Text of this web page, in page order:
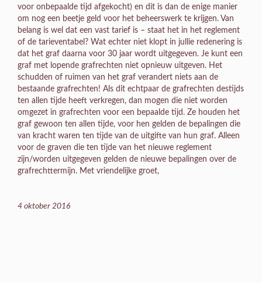
voor onbepaalde tijd afgekocht) en dit is dan de enige manier
om nog een beetje geld voor het beheerswerk te krijgen. Van
belang is wel dat een vast tarief is – staat het in het reglement
of de tarieventabel? Wat echter niet klopt in jullie redenering is
dat het graf daarna voor 30 jaar wordt uitgegeven. Je kunt een
graf met lopende grafrechten niet opnieuw uitgeven. Het
schudden of ruimen van het graf verandert niets aan de
bestaande grafrechten! Als dit echtpaar de grafrechten destijds
ten allen tijde heeft verkregen, dan mogen die niet worden
omgezet in grafrechten voor een bepaalde tijd. Ze houden het
graf gewoon ten allen tijde, voor hen gelden de bepalingen die
van kracht waren ten tijde van de uitgifte van hun graf. Alleen
voor de graven die ten tijde van het nieuwe reglement
zijn/worden uitgegeven gelden de nieuwe bepalingen over de
grafrechttermijn. Met vriendelijke groet,
4 oktober 2016